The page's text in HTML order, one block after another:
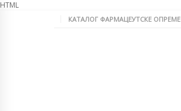
HTML
КАТАЛОГ ФАРМАЦЕУТСКЕ ОПРЕМЕ